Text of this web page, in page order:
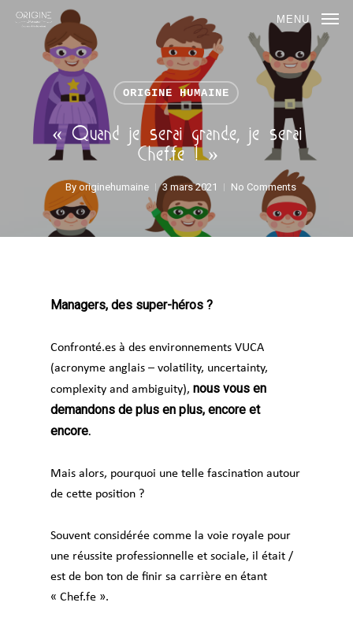
MENU
ORIGINE HUMAINE
« Quand je serai grand.e, je serai
Chef.fe ! »​
By originehumaine 3 mars 2021 No Comments
Managers, des super-héros ?
Confronté.es à des environnements VUCA
(acronyme anglais – volatility, uncertainty,
complexity and ambiguity), nous vous en
demandons de plus en plus, encore et
encore.
Mais alors, pourquoi une telle fascination autour
de cette position ?
Souvent considérée comme la voie royale pour
une réussite professionnelle et sociale, il était /
est de bon ton de finir sa carrière en étant
« Chef.fe ».